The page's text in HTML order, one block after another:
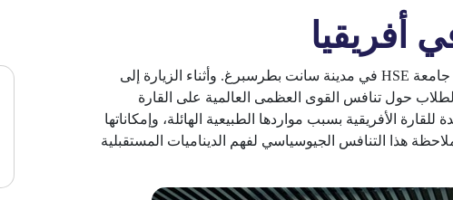
أفريقيا
شارك معهد جسر في أسبوع الشركاء الدوليين الذي نظمته جامعة HSE في مدينة سانت بطرسبرغ. وأثناء الزيارة إلى
حول تنافس القوى العظمى العالمية على القارة
الأفريقية بسبب مواردها الطبيعية الهائلة، وإمكاناتها
هذا التنافس الجيوسياسي لفهم الديناميات المستقبلية